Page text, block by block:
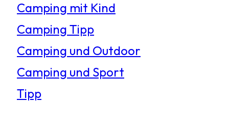
Camping mit Kind
Camping Tipp
Camping und Outdoor
Camping und Sport
Tipp